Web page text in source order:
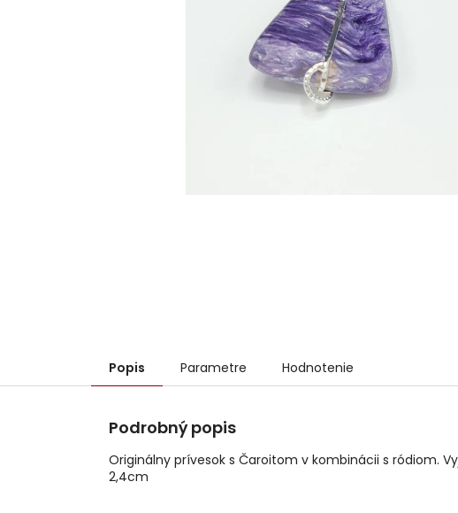
Popis Parametre Hodnotenie
Podrobný popis
Originálny prívesok s Čaroitom v kombinácii s ródiom.
2,4cm